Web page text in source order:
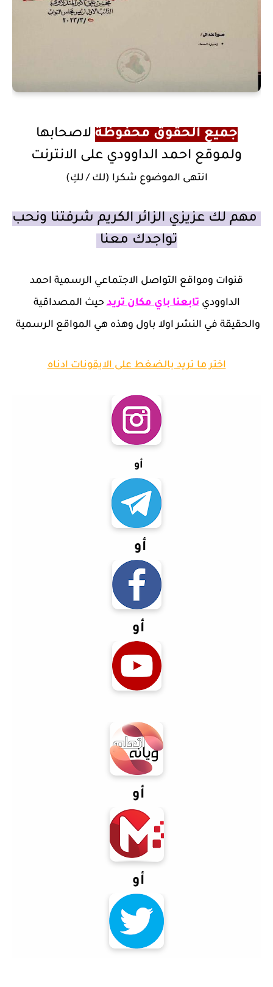
جميع الحقوق محفوظة لاصحابها
ولموقع احمد الداوودي على الانترنت
انتهى الموضوع شكرا (لك / لكِ)
مهم لك عزيزي الزائر الكريم شرفتنا ونحب
تواجدك معنا
قنوات ومواقع التواصل الاجتماعي الرسمية احمد
الداووديتابعنا باي مكان تريدحيث المصداقية
والحقيقة في النشر اولا باول وهذه هي المواقع الرسمية
اختر ما تريد بالضغط على الايقونات ادناه
أو
أو
أو
أو
أو